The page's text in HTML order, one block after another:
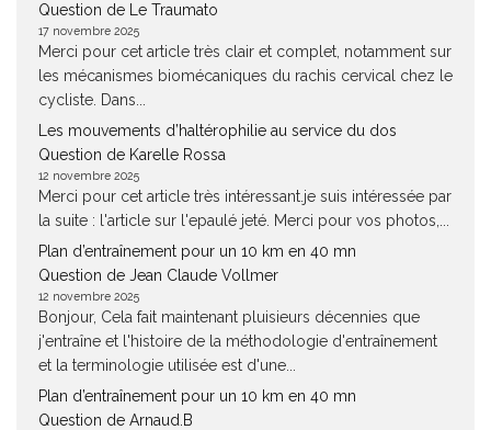
Question de Le Traumato
17 novembre 2025
Merci pour cet article très clair et complet, notamment sur
les mécanismes biomécaniques du rachis cervical chez le
cycliste. Dans...
Les mouvements d’haltérophilie au service du dos
Question de Karelle Rossa
12 novembre 2025
Merci pour cet article très intéressant.je suis intéressée par
la suite : l'article sur l'epaulé jeté. Merci pour vos photos,...
Plan d’entraînement pour un 10 km en 40 mn
Question de Jean Claude Vollmer
12 novembre 2025
Bonjour, Cela fait maintenant pluisieurs décennies que
j'entraîne et l'histoire de la méthodologie d'entraînement
et la terminologie utilisée est d'une...
Plan d’entraînement pour un 10 km en 40 mn
Question de Arnaud.B